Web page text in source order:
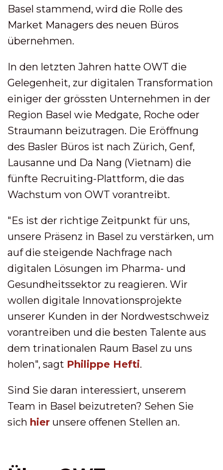
Basel stammend, wird die Rolle des
Market Managers des neuen Büros
übernehmen.
In den letzten Jahren hatte OWT die
Gelegenheit, zur digitalen Transformation
einiger der grössten Unternehmen in der
Region Basel wie Medgate, Roche oder
Straumann beizutragen. Die Eröffnung
des Basler Büros ist nach Zürich, Genf,
Lausanne und Da Nang (Vietnam) die
fünfte Recruiting-Plattform, die das
Wachstum von OWT vorantreibt.
"Es ist der richtige Zeitpunkt für uns,
unsere Präsenz in Basel zu verstärken, um
auf die steigende Nachfrage nach
digitalen Lösungen im Pharma- und
Gesundheitssektor zu reagieren. Wir
wollen digitale Innovationsprojekte
unserer Kunden in der Nordwestschweiz
vorantreiben und die besten Talente aus
dem trinationalen Raum Basel zu uns
holen", sagt Philippe Hefti.
Sind Sie daran interessiert, unserem
Team in Basel beizutreten? Sehen Sie
sich hier unsere offenen Stellen an.